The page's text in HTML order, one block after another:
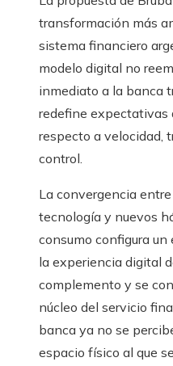
transformación más
sistema financiero
modelo digital no
inmediato a la banca
redefine expectativas
respecto a velocidad,
control.
La convergencia
tecnología y nuevos
consumo configura un
la experiencia digital
complemento y se
núcleo del servicio
banca ya no se
espacio físico al que